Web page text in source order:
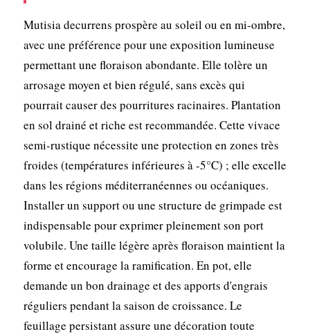
Mutisia decurrens prospère au soleil ou en mi-ombre,
avec une préférence pour une exposition lumineuse
permettant une floraison abondante. Elle tolère un
arrosage moyen et bien régulé, sans excès qui
pourrait causer des pourritures racinaires. Plantation
en sol drainé et riche est recommandée. Cette vivace
semi-rustique nécessite une protection en zones très
froides (températures inférieures à -5°C) ; elle excelle
dans les régions méditerranéennes ou océaniques.
Installer un support ou une structure de grimpade est
indispensable pour exprimer pleinement son port
volubile. Une taille légère après floraison maintient la
forme et encourage la ramification. En pot, elle
demande un bon drainage et des apports d'engrais
réguliers pendant la saison de croissance. Le
feuillage persistant assure une décoration toute